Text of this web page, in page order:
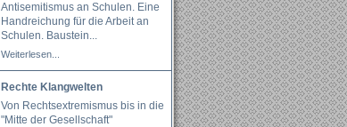
Antisemitismus an Schulen. Eine
Handreichung für die Arbeit an
Schulen. Baustein...
Weiterlesen...
Rechte Klangwelten
Von Rechtsextremismus bis in die
"Mitte der Gesellschaft"